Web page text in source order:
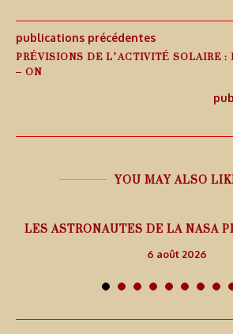
publications précédentes
PRÉVISIONS DE L’ACTIVITÉ SOLAIRE
– ON
YOU MAY ALSO
LES ASTRONAUTES DE LA NASA
6 août 2026